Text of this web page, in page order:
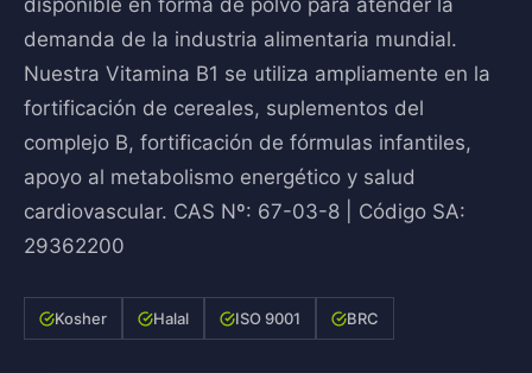
disponible en forma de polvo para atender la
demanda de la industria alimentaria mundial.
Nuestra Vitamina B1 se utiliza ampliamente en la
fortificación de cereales, suplementos del
complejo B, fortificación de fórmulas infantiles,
apoyo al metabolismo energético y salud
cardiovascular. CAS Nº: 67-03-8 | Código SA:
29362200
Kosher Halal ISO 9001 BRC